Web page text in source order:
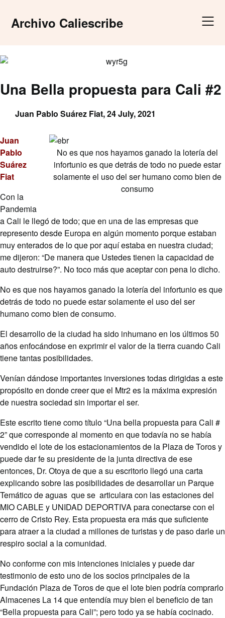
contentArchivo Caliescribe
Una Bella propuesta para Cali #2
Juan Pablo Suárez Fiat,24 July, 2021
No es que nos hayamos ganado la lotería del
infortunio es que detrás de todo no puede estar
solamente el uso del ser humano como bien de
consumo
Juan
Pablo
Suárez
Fiat
Con la
Pandemia
a Cali le llegó de todo; que en una de las empresas que
represento desde Europa en algún momento porque estaban
muy enterados de lo que por aquí estaba en nuestra ciudad;
me dijeron: “De manera que Ustedes tienen la capacidad de
auto destruirse?”. No toco más que aceptar con pena lo dicho.
No es que nos hayamos ganado la lotería del infortunio es que
detrás de todo no puede estar solamente el uso del ser
humano como bien de consumo.
El desarrollo de la ciudad ha sido inhumano en los últimos 50
años enfocándose en exprimir el valor de la tierra cuando Cali
tiene tantas posibilidades.
Venían dándose importantes inversiones todas dirigidas a este
propósito en donde creer que el Mtr2 es la máxima expresión
de nuestra sociedad sin importar el ser.
Este escrito tiene como título “Una bella propuesta para Cali #
2” que corresponde al momento en que todavía no se había
vendido el lote de los estacionamientos de la Plaza de Toros y
puede dar fe su presidente de la junta directiva de ese
entonces, Dr. Otoya de que a su escritorio llegó una carta
explicando sobre las posibilidades de desarrollar un Parque
Temático de aguas que se articulara con las estaciones del
MIO CABLE y UNIDAD DEPORTIVA para conectarse con el
cerro de Cristo Rey. Esta propuesta era más que suficiente
para atraer a la ciudad a millones de turistas y de paso darle un
respiro social a la comunidad.
No conforme con mis intenciones iniciales y puede dar
testimonio de esto uno de los socios principales de la
Fundación Plaza de Toros de que el lote bien podría comprarlo
Almacenes La 14 que entendía muy bien el beneficio de tan
“Bella propuesta para Cali”; pero todo ya se había cocinado.